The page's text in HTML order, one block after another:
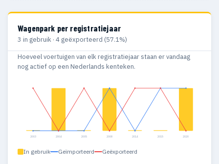
Wagenpark per registratiejaar
3 in gebruik · 4 geëxporteerd (57.1%)
Hoeveel voertuigen van elk registratiejaar staan er vandaag
nog actief op een Nederlands kenteken.
2003 2004 2005 2008 2014 2015 2020
In gebruik Geïmporteerd Geëxporteerd